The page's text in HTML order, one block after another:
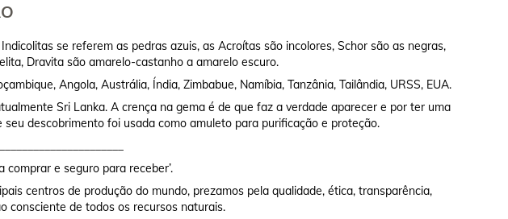
se referem as pedras azuis, as Acroítas são incolores, Schor são as negras,
Dravita são amarelo-castanho a amarelo escuro.
Angola, Austrália, Índia, Zimbabue, Namíbia, Tanzânia, Tailândia, URSS, EUA.
Sri Lanka. A crença na gema é de que faz a verdade aparecer e por ter uma
descobrimento foi usada como amuleto para purificação e proteção.
comprar e seguro para receber’.
centros de produção do mundo, prezamos pela qualidade, ética, transparência,
consciente de todos os recursos naturais.